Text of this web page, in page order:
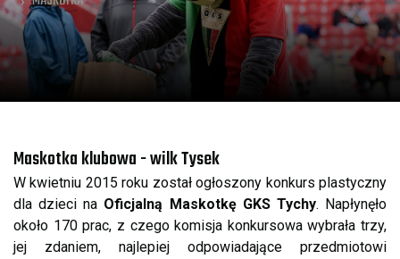
a
Maskotka klubowa - wilk Tysek
W kwietniu 2015 roku został ogłoszony konkurs plastyczny
dla dzieci na Oficjalną Maskotkę GKS Tychy. Napłynęło
około 170 prac, z czego komisja konkursowa wybrała trzy,
jej zdaniem, najlepiej odpowiadające przedmiotowi